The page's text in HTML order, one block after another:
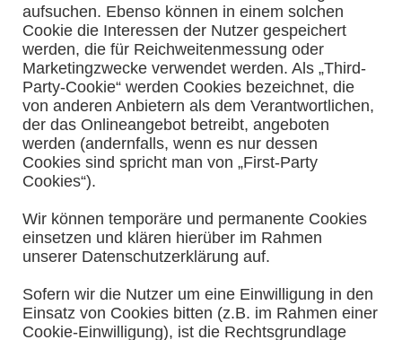
aufsuchen. Ebenso können in einem solchen
Cookie die Interessen der Nutzer gespeichert
werden, die für Reichweitenmessung oder
Marketingzwecke verwendet werden. Als „Third-
Party-Cookie“ werden Cookies bezeichnet, die
von anderen Anbietern als dem Verantwortlichen,
der das Onlineangebot betreibt, angeboten
werden (andernfalls, wenn es nur dessen
Cookies sind spricht man von „First-Party
Cookies“).
Wir können temporäre und permanente Cookies
einsetzen und klären hierüber im Rahmen
unserer Datenschutzerklärung auf.
Sofern wir die Nutzer um eine Einwilligung in den
Einsatz von Cookies bitten (z.B. im Rahmen einer
Cookie-Einwilligung), ist die Rechtsgrundlage